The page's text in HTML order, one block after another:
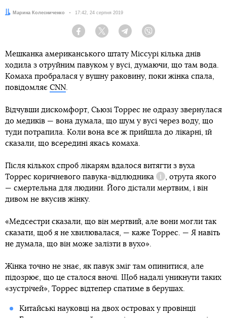
Автор:
Марина Колесниченко Дата:
17:42, 24 серпня 2019
Facebook Twitter Telegram
Мешканка американського штату Міссурі кілька днів
ходила з отруйним павуком у вусі, думаючи, що там вода.
Комаха пробралася у вушну раковину, поки жінка спала,
повідомляє CNN.
Відчувши дискомфорт, Сьюзі Торрес не одразу звернулася
до медиків — вона думала, що шум у вусі через воду, що
туди потрапила. Коли вона все ж прийшла до лікарні, їй
сказали, що всередині якась комаха.
Після кількох спроб лікарям вдалося витягти з вуха
Торрес коричневого павука-відлюдника
Довідка
, отрута якого
— смертельна для людини. Його дістали мертвим, і він
дивом не вкусив жінку.
«Медсестри сказали, що він мертвий, але вони могли так
сказати, щоб я не хвилювалася, — каже Торрес. — Я навіть
не думала, що він може залізти в вухо».
Жінка точно не знає, як павук зміг там опинитися, але
підозрює, що це сталося вночі. Щоб надалі уникнути таких
«зустрічей», Торрес відтепер спатиме в берушах.
Китайські науковці на двох островах у провінції